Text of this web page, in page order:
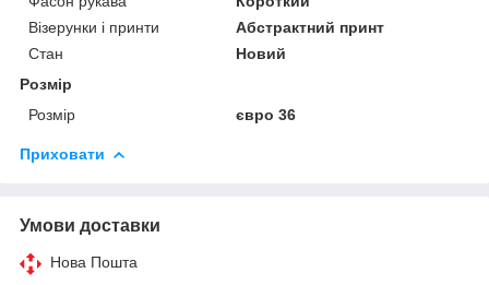
Візерунки і принти
Абстрактний принт
Стан
Новий
Розмір
Розмір
євро 36
Приховати
Умови доставки
Нова Пошта